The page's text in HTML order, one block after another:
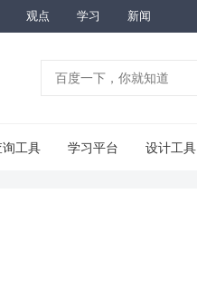
观点 学习 新闻
询工具 学习平台 设计工具